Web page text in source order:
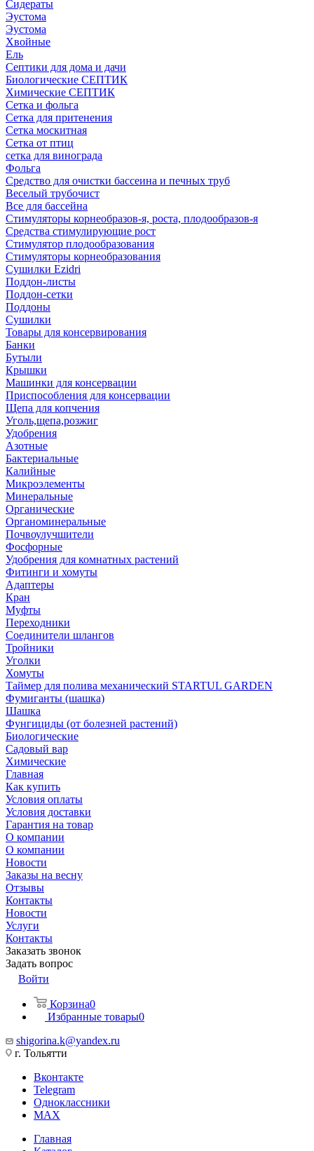
Сидераты
Эустома
Эустома
Хвойные
Ель
Септики для дома и дачи
Биологические СЕПТИК
Химические СЕПТИК
Сетка и фольга
Сетка для притенения
Сетка москитная
Сетка от птиц
сетка для винограда
Фольга
Средство для очистки бассеина и печных труб
Веселый трубочист
Все для бассейна
Стимуляторы корнеобразов-я, роста, плодообразов-я
Средства стимулирующие рост
Стимулятор плодообразования
Стимуляторы корнеобразования
Сушилки Ezidri
Поддон-листы
Поддон-сетки
Поддоны
Сушилки
Товары для консервирования
Банки
Бутыли
Крышки
Машинки для консервации
Приспособления для консервации
Щепа для копчения
Уголь,щепа,розжиг
Удобрения
Азотные
Бактериальные
Калийные
Микроэлементы
Минеральные
Органические
Органоминеральные
Почвоулучшители
Фосфорные
Удобрения для комнатных растений
Фитинги и хомуты
Адаптеры
Кран
Муфты
Переходники
Соединители шлангов
Тройники
Уголки
Хомуты
Таймер для полива механический STARTUL GARDEN
Фумиганты (шашка)
Шашка
Фунгициды (от болезней растений)
Биологические
Садовый вар
Химические
Главная
Как купить
Условия оплаты
Условия доставки
Гарантия на товар
О компании
О компании
Новости
Заказы на весну
Отзывы
Контакты
Новости
Услуги
Контакты
Заказать звонок
Задать вопрос
Войти
Корзина0
Избранные товары0
shigorina.k@yandex.ru
г. Тольятти
Вконтакте
Telegram
Одноклассники
MAX
Главная